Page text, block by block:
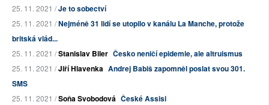
25. 11. 2021 /Je to sobectví
25. 11. 2021 /Nejméně 31 lidí se utopilo v kanálu La Manche, protože
britská vlád...
25. 11. 2021 /Stanislav Biler Česko neničí epidemie, ale altruismus
25. 11. 2021 /Jiří Hlavenka Andrej Babiš zapomněl poslat svou 301.
SMS
25. 11. 2021 /Soňa Svobodová České Assisi